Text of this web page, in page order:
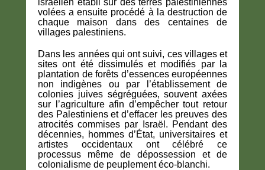
israélien établi sur des terres palestiniennes
volées a ensuite procédé à la destruction de
chaque maison dans des centaines de
villages palestiniens.
Dans les années qui ont suivi, ces villages et
sites ont été dissimulés et modifiés par la
plantation de forêts d’essences européennes
non indigènes ou par l’établissement de
colonies juives ségréguées, souvent axées
sur l’agriculture afin d’empêcher tout retour
des Palestiniens et d’effacer les preuves des
atrocités commises par Israël. Pendant des
décennies, hommes d’État, universitaires et
artistes occidentaux ont célébré ce
processus même de dépossession et de
colonialisme de peuplement éco-blanchi.